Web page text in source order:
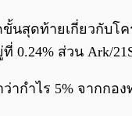
นสุดท้ายเกี่ยวกับโ
ส่วน Ark/
ากำไร 5% จากก